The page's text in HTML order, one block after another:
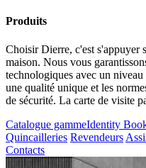
Produits
Choisir Dierre, c'est s'appuyer
maison. Nous vous
technologiques avec un
une qualité unique et les
de sécurité. La carte de visite
Catalogue gammeIdentity
Quincailleries Revendeurs
Contacts